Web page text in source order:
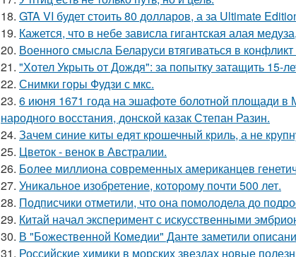
18. GTA VI будет стоить 80 долларов, а за Ultimate
19. Кажется, что в небе зависла гигантская алая
20. Военного смысла Беларуси втягиваться в
21. "Хотел Укрыть от Дождя": за попытку затащить 15-
22. Снимки горы Фудзи с мкс.
23. 6 июня 1671 года на эшафоте болотной площади в
народного восстания, донской казак Степан Разин.
24. Зачем синие киты едят крошечный криль, а не
25. Цветок - венок в Австралии.
26. Более миллиона современных американцев
27. Уникальное изобретение, которому почти 500 лет.
28. Подписчики отметили, что она помолодела до
29. Китай начал эксперимент с искусственными
30. В "Божественной Комедии" Данте заметили
31. Российские химики в морских звездах новые